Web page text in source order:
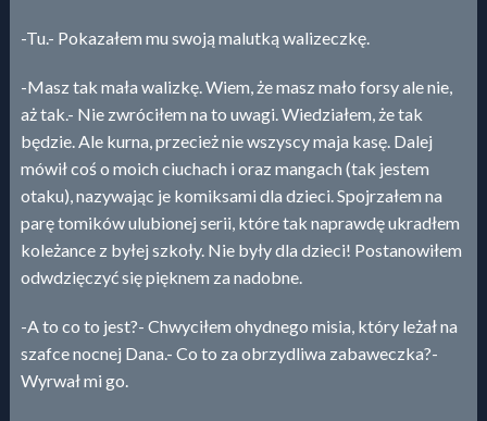
-Tu.- Pokazałem mu swoją malutką walizeczkę.
-Masz tak mała walizkę. Wiem, że masz mało forsy ale nie,
aż tak.- Nie zwróciłem na to uwagi. Wiedziałem, że tak
będzie. Ale kurna, przecież nie wszyscy maja kasę. Dalej
mówił coś o moich ciuchach i oraz mangach (tak jestem
otaku), nazywając je komiksami dla dzieci. Spojrzałem na
parę tomików ulubionej serii, które tak naprawdę ukradłem
koleżance z byłej szkoły. Nie były dla dzieci! Postanowiłem
odwdzięczyć się pięknem za nadobne.
-A to co to jest?- Chwyciłem ohydnego misia, który leżał na
szafce nocnej Dana.- Co to za obrzydliwa zabaweczka?-
Wyrwał mi go.